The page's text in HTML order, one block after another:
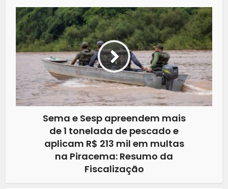
Sema e Sesp apreendem mais
de 1 tonelada de pescado e
aplicam R$ 213 mil em multas
na Piracema: Resumo da
Fiscalização